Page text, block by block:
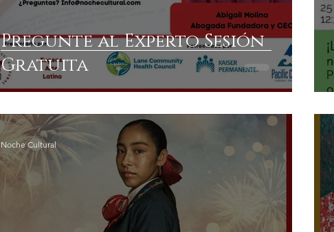
Pregunte al Experto Sesión
Gratuita
Noche Cultural